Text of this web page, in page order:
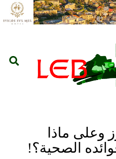
وعلى ماذا
الصحية؟!